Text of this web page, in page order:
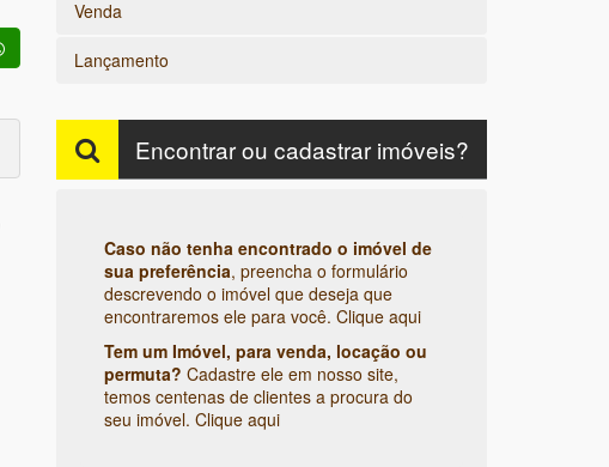
Venda
Lançamento
Encontrar ou cadastrar imóveis?
Caso não tenha encontrado o imóvel de
sua preferência, preencha o formulário
descrevendo o imóvel que deseja que
encontraremos ele para você. Clique aqui
Tem um Imóvel, para venda, locação ou
permuta? Cadastre ele em nosso site,
temos centenas de clientes a procura do
seu imóvel. Clique aqui